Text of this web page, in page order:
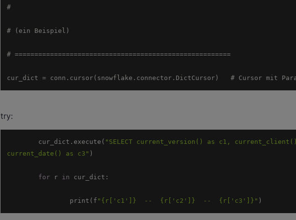
cur_dict = conn.cursor(snowflake.connector.DictCursor)   # Cursor mit
try:
	cur_dict.execute(
"SELECT current_version() as c1,
current_date() as c3"
for r in
		print(f
"{r['c1']}  --  {r['c2']}  --  {r['c3']}" )